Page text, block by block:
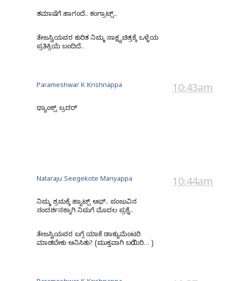
ತಮಾಷೆಗೆ ಹಾಗಂದೆ.. ಕಂಗ್ರಾಟ್ಸ್..
ತೇಜಸ್ವಿಯವರ ಕುರಿತ ನಿಮ್ಮ ಸಾಕ್ಷ್ಯಚಿತ್ರಕ್ಕೆ ಒಳ್ಳೆಯ
ಪ್ರತಿಕ್ರಿಯೆ ಬಂದಿದೆ..
10:43am
Parameshwar K Krishnappa
ಥ್ಯಾಂಕ್ಸ್ ಬ್ರದರ್
10:44am
Nataraju Seegekote Mariyappa
ನಿಮ್ಮ ಶ್ರಮಕ್ಕೆ ಹ್ಯಾಟ್ಸ್ ಆಫ್.. ಪಂಜುವಿನ
ಸಂದರ್ಶನಕ್ಕಾಗಿ ನಿಮಗೆ ಮೊದಲ ಪ್ರಶ್ನೆ..
ತೇಜಸ್ವಿಯವರ ಬಗ್ಗೆ ಯಾಕೆ ಡಾಕ್ಯುಮೆಂಟರಿ
ಮಾಡಬೇಕು ಅನಿಸಿತು? (ಮುಕ್ತವಾಗಿ ಬರೆಯಿರಿ… )